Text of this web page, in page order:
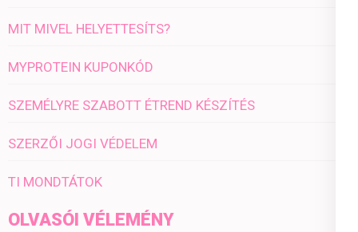
MIT MIVEL HELYETTESÍTS?
MYPROTEIN KUPONKÓD
SZEMÉLYRE SZABOTT ÉTREND KÉSZÍTÉS
SZERZŐI JOGI VÉDELEM
TI MONDTÁTOK
OLVASÓI VÉLEMÉNY